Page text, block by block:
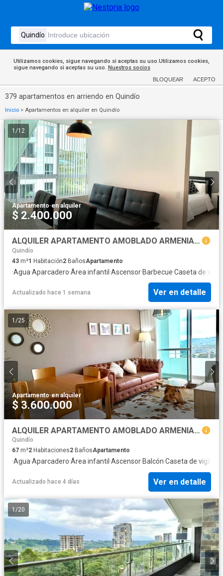
Utilizamos cookies, sigue navegando si aceptas su uso.Utilizamos cookies,
sigue navegando si aceptas su uso. Nuestros socios
BLOQUEAR ACEPTO
379 apartamentos en arriendo en Quindío
Inicio > Apartamentos en alquiler en Quindío
1 /12
Apartamento·en alquiler
$ 2.400.000
ALQUILER APARTAMENTO AMOBLADO ARMENIA GRAN UBICACION Y CLUB HOUSE
Quindío
43 m²1 Habitación2 BañosApartamento
·Agua·Aparcadero·Área infantil ·Ascensor·Barbecue·Caseta de
Actualizado hace 1 semana Ver en detalle
1 /25
Apartamento·en alquiler
$ 3.600.000
ALQUILER APARTAMENTO AMOBLADO ARMENIA MAGNIFICO CONJ CAMPESTRE
Quindío
67 m²2 Habitaciones2 BañosApartamento
·Agua·Aparcadero·Área infantil ·Ascensor·Balcón·Caseta de
Actualizado hace 4 días Ver en detalle
1 /20